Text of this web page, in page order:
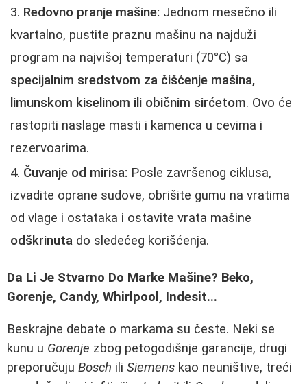
Redovno pranje mašine: Jednom mesečno ili
kvartalno, pustite praznu mašinu na najduži
program na najvišoj temperaturi (70°C) sa
specijalnim sredstvom za čišćenje mašina,
limunskom kiselinom ili običnim sirćetom. Ovo će
rastopiti naslage masti i kamenca u cevima i
rezervoarima.
Čuvanje od mirisa: Posle završenog ciklusa,
izvadite oprane sudove, obrišite gumu na vratima
od vlage i ostataka i ostavite vrata mašine
odškrinuta do sledećeg korišćenja.
Da Li Je Stvarno Do Marke Mašine? Beko,
Gorenje, Candy, Whirlpool, Indesit...
Beskrajne debate o markama su česte. Neki se
kunu u Gorenje zbog petogodišnje garancije, drugi
preporučuju Bosch ili Siemens kao neuništive, treći